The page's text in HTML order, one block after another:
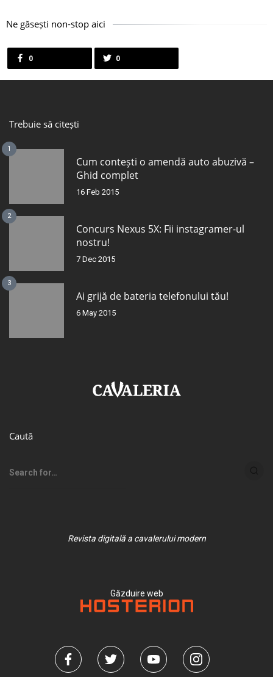
Ne găsești non-stop aici
0 0
Trebuie să citești
1
Cum contești o amendă auto abuzivă –
Ghid complet
16 Feb 2015
2
Concurs Nexus 5X: Fii instagramer-ul
nostru!
7 Dec 2015
3
Ai grijă de bateria telefonului tău!
6 May 2015
Caută
Revista digitală a cavalerului modern
Găzduire web